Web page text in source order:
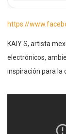
https://
KAIY S, artista
electrónicos,
inspiración para la